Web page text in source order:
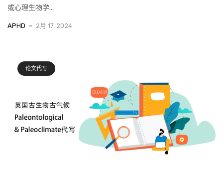
或心理生物学...
APHD 2月 17, 2024
论文代写